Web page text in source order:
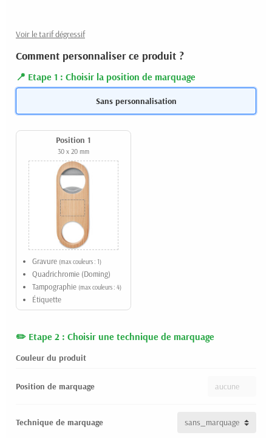
Voir le tarif dégressif
Comment personnaliser ce produit ?
Etape 1 : Choisir la position de marquage
Sans personnalisation
Position 1
30 x 20 mm
Gravure (max couleurs : 1)
Quadrichromie (Doming)
Tampographie (max couleurs : 4)
Étiquette
Etape 2 : Choisir une technique de marquage
Couleur du produit
Position de marquage
Technique de marquage